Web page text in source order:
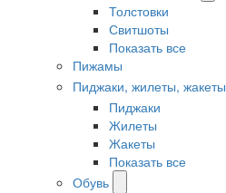
Толстовки
Свитшоты
Показать все
Пижамы
Пиджаки, жилеты, жакеты
Пиджаки
Жилеты
Жакеты
Показать все
Обувь